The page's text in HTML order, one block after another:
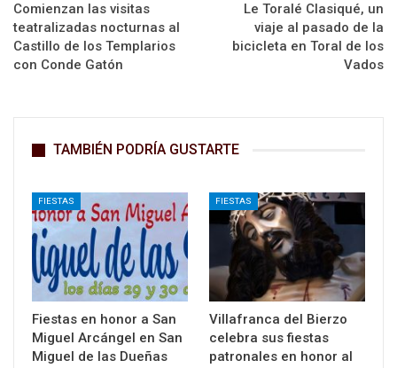
Comienzan las visitas
teatralizadas nocturnas al
Castillo de los Templarios
con Conde Gatón
Le Toralé Clasiqué, un
viaje al pasado de la
bicicleta en Toral de los
Vados
TAMBIÉN PODRÍA GUSTARTE
FIESTAS
Fiestas en honor a San
Miguel Arcángel en San
Miguel de las Dueñas
FIESTAS
Villafranca del Bierzo
celebra sus fiestas
patronales en honor al